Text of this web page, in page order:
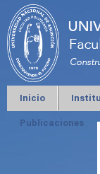
Inicio
Publicaciones